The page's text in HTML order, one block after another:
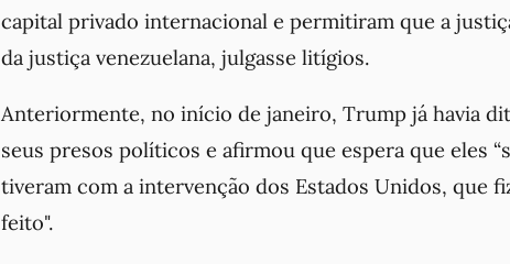
capital privado internacional e permitiram que a
da justiça venezuelana, julgasse litígios.
Anteriormente, no início de janeiro, Trump já havia
seus presos políticos e afirmou que espera que eles “
tiveram com a intervenção dos Estados Unidos, que
feito".